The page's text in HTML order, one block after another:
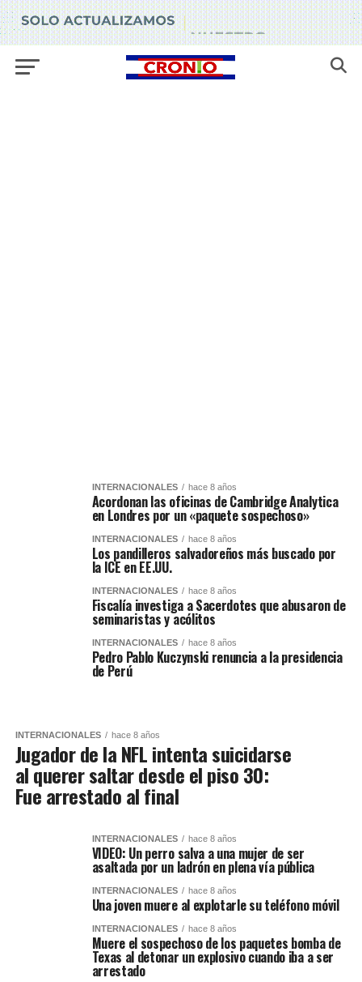
INTERNACIONALES hace 8 años
Acordonan las oficinas de Cambridge Analytica
en Londres por un «paquete sospechoso»
INTERNACIONALES hace 8 años
Los pandilleros salvadoreños más buscado por
la ICE en EE.UU.
INTERNACIONALES hace 8 años
Fiscalía investiga a Sacerdotes que abusaron de
seminaristas y acólitos
INTERNACIONALES hace 8 años
Pedro Pablo Kuczynski renuncia a la presidencia
de Perú
INTERNACIONALES hace 8 años
Jugador de la NFL intenta suicidarse
al querer saltar desde el piso 30:
Fue arrestado al final
INTERNACIONALES hace 8 años
VIDEO: Un perro salva a una mujer de ser
asaltada por un ladrón en plena vía pública
INTERNACIONALES hace 8 años
Una joven muere al explotarle su teléfono móvil
INTERNACIONALES hace 8 años
Muere el sospechoso de los paquetes bomba de
Texas al detonar un explosivo cuando iba a ser
arrestado